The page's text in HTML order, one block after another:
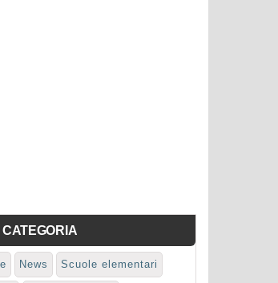
News Scuole elementari